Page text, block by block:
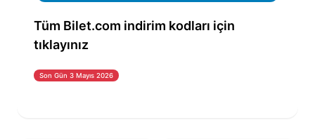
Tüm Bilet.com indirim kodları için
tıklayınız
Son Gün 3 Mayıs 2026